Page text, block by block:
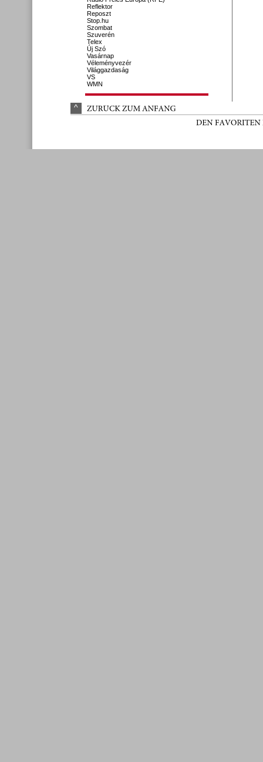
Reflektor
Reposzt
Stop.hu
Szombat
Szuverén
Telex
Új Szó
Vasárnap
Véleményvezér
Világgazdaság
VS
WMN
^ ZURÜCK ZUM ANFANG
DEN FAVORITEN